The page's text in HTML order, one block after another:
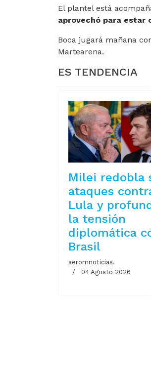
El plantel está
aprovechó para estar
Boca jugará mañana
Martearena.
ES TENDENCIA
Milei redobla
ataques
Lula y
la tensión
diplomática
Brasil
aeromnoticias.
04 Agosto 2026